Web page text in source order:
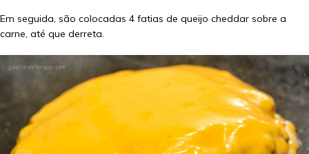
Em seguida, são colocadas 4 fatias de queijo cheddar sobre a
carne, até que derreta.